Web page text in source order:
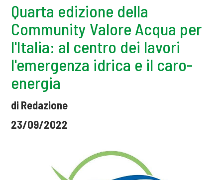
Quarta edizione della
Community Valore Acqua per
l'Italia: al centro dei lavori
l'emergenza idrica e il caro-
energia
di Redazione
23/09/2022